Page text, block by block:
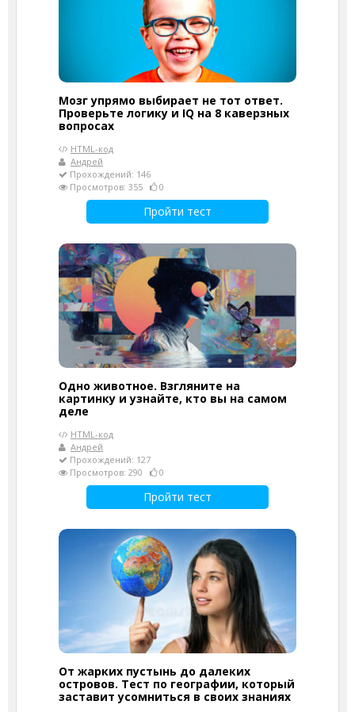
Мозг упрямо выбирает не тот ответ.
Проверьте логику и IQ на 8 каверзных
вопросах
HTML-код
Андрей
Прохождений: 146
Просмотров: 355
0
Пройти тест
Одно животное. Взгляните на
картинку и узнайте, кто вы на самом
деле
HTML-код
Андрей
Прохождений: 127
Просмотров: 290
0
Пройти тест
От жарких пустынь до далеких
островов. Тест по географии, который
заставит усомниться в своих знаниях